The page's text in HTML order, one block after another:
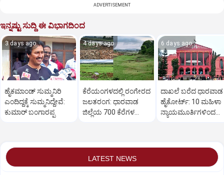
ADVERTISEMENT
ಇನ್ನಷ್ಟು ಸುದ್ದಿ ಈ ವಿಭಾಗದಿಂದ
3 days ago
ಹೈಕಮಾಂಡ್ ಸುಮ್ಮನಿರಿ
ಎಂದಿದ್ದಕ್ಕೆ ಸುಮ್ಮನಿದ್ದೇವೆ:
ಕುಮಾರ್ ಬಂಗಾರಪ್ಪ
4 days ago
ಕೆರೆಯಂಗಳದಲ್ಲಿ ರಂಗೇರದ
ಜಲತರಂಗ: ಧಾರವಾಡ
ಜಿಲ್ಲೆಯ 700 ಕೆರೆಗಳ
6 days ago
ದಾಖಲೆ ಬರೆದ ಧಾರವಾಡ
ಹೈಕೋರ್ಟ್: 10 ಮಹಿಳಾ
ನ್ಯಾಯಮೂರ್ತಿಗಳಿಂದ
LATEST NEWS